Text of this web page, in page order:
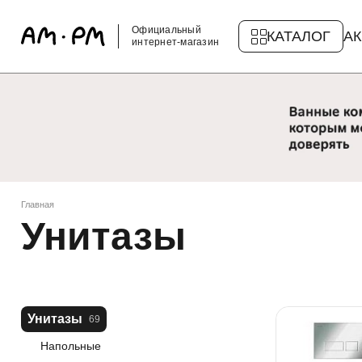
Официальный
интернет-магазин
КАТАЛОГ
Главная
Унитазы
Унитазы 69
Напольные